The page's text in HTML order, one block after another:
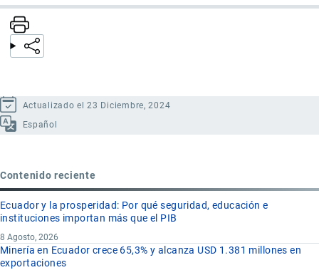
Actualizado el 23 Diciembre, 2024
Español
Contenido reciente
Ecuador y la prosperidad: Por qué seguridad, educación e
instituciones importan más que el PIB
8 Agosto, 2026
Minería en Ecuador crece 65,3% y alcanza USD 1.381 millones en
exportaciones